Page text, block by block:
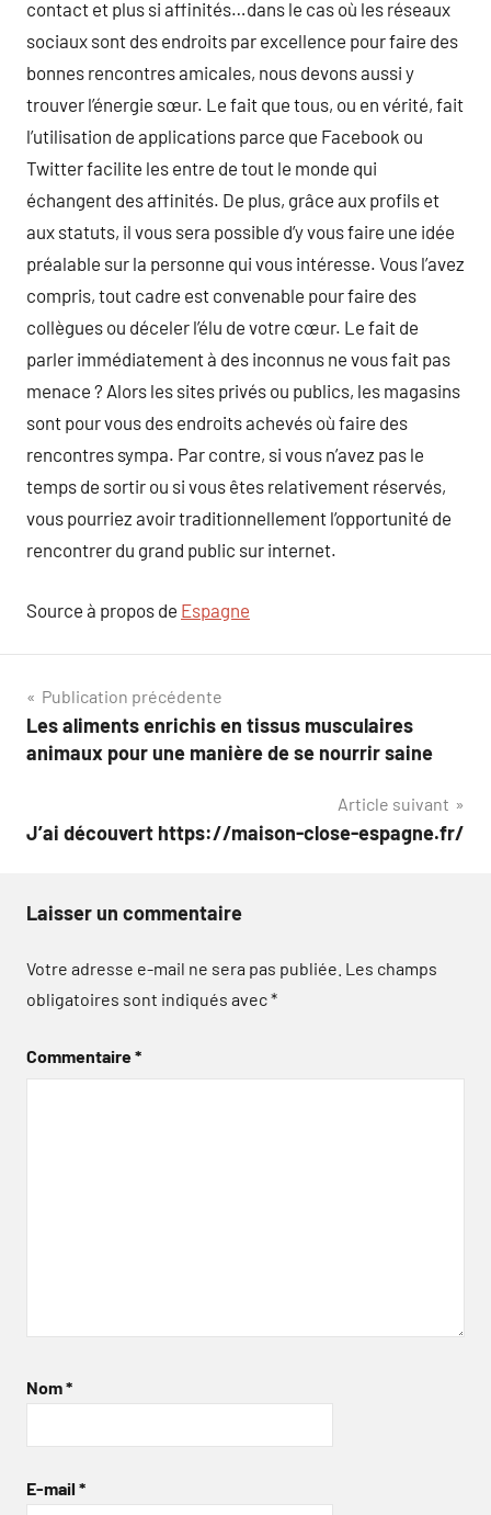
contact et plus si affinités…dans le cas où les réseaux
sociaux sont des endroits par excellence pour faire des
bonnes rencontres amicales, nous devons aussi y
trouver l’énergie sœur. Le fait que tous, ou en vérité, fait
l’utilisation de applications parce que Facebook ou
Twitter facilite les entre de tout le monde qui
échangent des affinités. De plus, grâce aux profils et
aux statuts, il vous sera possible d’y vous faire une idée
préalable sur la personne qui vous intéresse. Vous l’avez
compris, tout cadre est convenable pour faire des
collègues ou déceler l’élu de votre cœur. Le fait de
parler immédiatement à des inconnus ne vous fait pas
menace ? Alors les sites privés ou publics, les magasins
sont pour vous des endroits achevés où faire des
rencontres sympa. Par contre, si vous n’avez pas le
temps de sortir ou si vous êtes relativement réservés,
vous pourriez avoir traditionnellement l’opportunité de
rencontrer du grand public sur internet.
Source à propos de Espagne
Navigation
de
Publication précédente
Les aliments enrichis en tissus musculaires
animaux pour une manière de se nourrir saine
Article suivant
J’ai découvert https://maison-close-espagne.fr/
Laisser un commentaire
Votre adresse e-mail ne sera pas publiée. Les champs
obligatoires sont indiqués avec*
Commentaire*
Nom*
E-mail *